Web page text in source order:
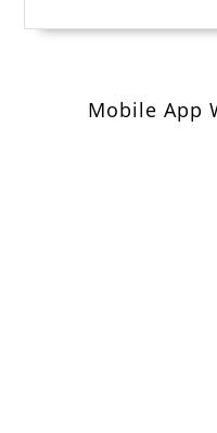
Mobile App